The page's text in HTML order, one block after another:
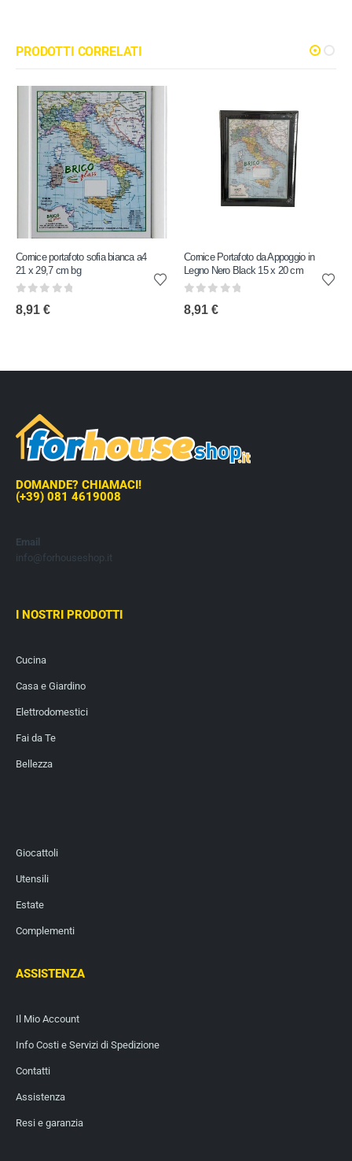
PRODOTTI CORRELATI
Cornice portafoto sofia bianca a4
21 x 29,7 cm bg
8,91 €
Cornice Portafoto da Appoggio in
Legno Nero Black 15 x 20 cm
8,91 €
DOMANDE? CHIAMACI!
(+39) 081 4619008
Email
info@forhouseshop.it
I NOSTRI PRODOTTI
Cucina
Casa e Giardino
Elettrodomestici
Fai da Te
Bellezza
Giocattoli
Utensili
Estate
Complementi
ASSISTENZA
Il Mio Account
Info Costi e Servizi di Spedizione
Contatti
Assistenza
Resi e garanzia